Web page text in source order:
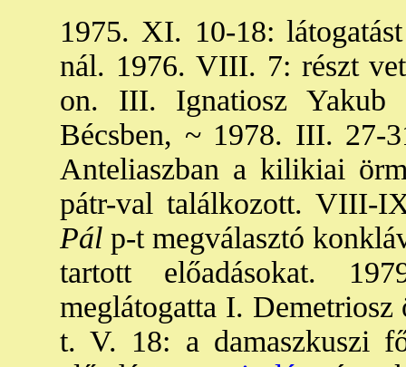
1975. XI. 10-18:
nál. 1976. VIII. 7: részt
on. III. Ignatiosz Yakub
Bécsben, ~ 1978. III. 27-
Anteliaszban a kilikiai
pátr-val találkozott. VIII-
Pál p-t megválasztó
tartott előadásokat.
meglátogatta I.
t. V. 18: a damaszkuszi